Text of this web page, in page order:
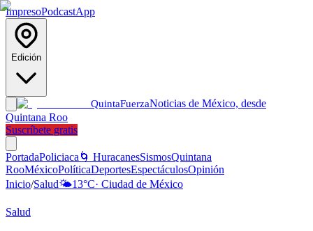
ImpresoPodcastApp
Edición
QuintaFuerzaNoticias de México, desde
Quintana Roo
Suscríbete gratis
PortadaPoliciaca 🌀 HuracanesSismosQuintana
RooMéxicoPolíticaDeportesEspectáculosOpinión
Inicio/Salud🌤️13°C· Ciudad de México
Salud